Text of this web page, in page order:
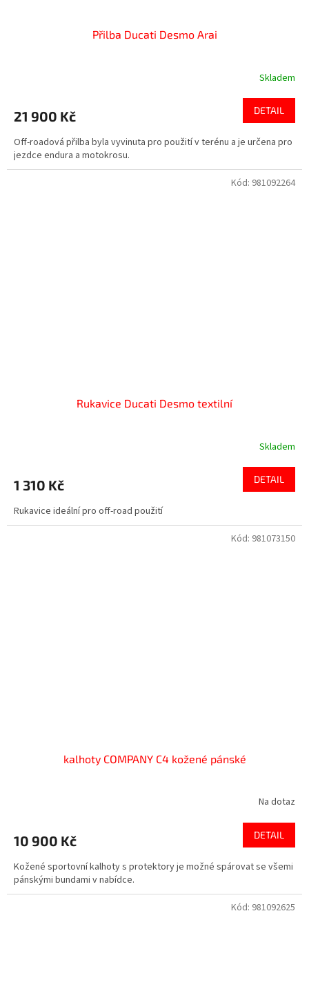
Přilba Ducati Desmo Arai
Skladem
21 900 Kč DETAIL
Off-roadová přilba byla vyvinuta pro použití v terénu a je určena pro
jezdce endura a motokrosu.
Rukavice Ducati Desmo textilní
Skladem
1 310 Kč DETAIL
Rukavice ideální pro off-road použití
Kód: 981092264
kalhoty COMPANY C4 kožené pánské
Na dotaz
10 900 Kč DETAIL
Kožené sportovní kalhoty s protektory je možné spárovat se všemi
pánskými bundami v nabídce.
Kód: 981073150
Kód: 981092625